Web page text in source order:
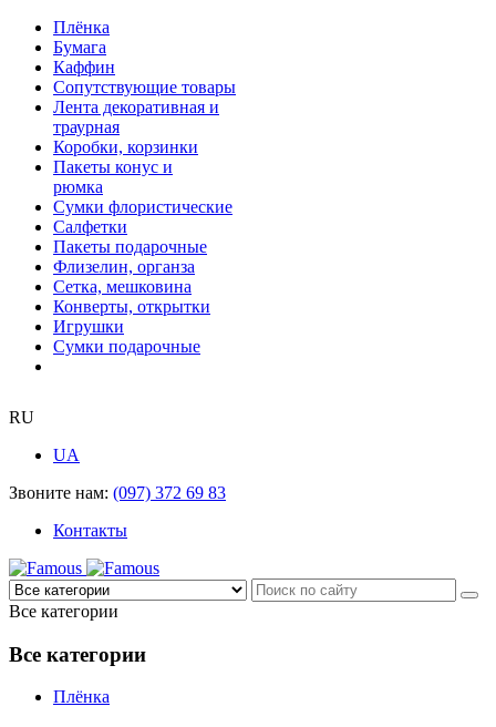
Плёнка
Бумага
Каффин
Сопутствующие товары
Лента декоративная и
траурная
Коробки, корзинки
Пакеты конус и
рюмка
Сумки флористические
Салфетки
Пакеты подарочные
Флизелин, органза
Сетка, мешковина
Конверты, открытки
Игрушки
Сумки подарочные
RU
UA
Звоните нам: (097) 372 69 83
Контакты
Все категории
Все категории
Плёнка